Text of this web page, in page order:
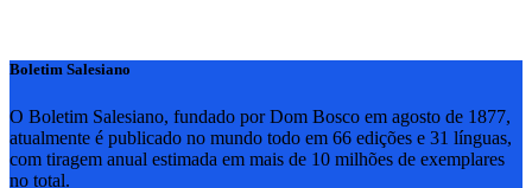
Boletim Salesiano
O Boletim Salesiano, fundado por Dom Bosco em agosto de 1877,
atualmente é publicado no mundo todo em 66 edições e 31 línguas,
com tiragem anual estimada em mais de 10 milhões de exemplares
no total.